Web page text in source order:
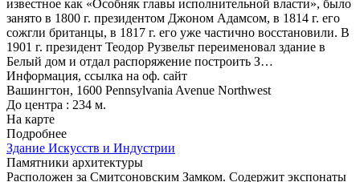
известное как «Особняк главы исполнительной власти», было
занято в 1800 г. президентом Джоном Адамсом, в 1814 г. его
сожгли британцы, в 1817 г. его уже частично восстановили. В
1901 г. президент Теодор Рузвельт переименовал здание в
Белый дом и отдал распоряжение построить З…
Информация, ссылка на оф. сайт
Вашингтон, 1600 Pennsylvania Avenue Northwest
До центра : 234 м.
На карте
Подробнее
Здание Искусств и Индустрии
Памятники архитектуры
Расположен за Смитсоновским Замком. Содержит экспонаты